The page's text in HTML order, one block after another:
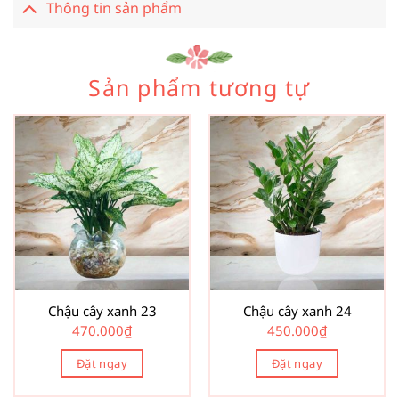
Thông tin sản phẩm
Sản phẩm tương tự
Chậu cây xanh 23
470.000₫
Đặt ngay
Chậu cây xanh 24
450.000₫
Đặt ngay